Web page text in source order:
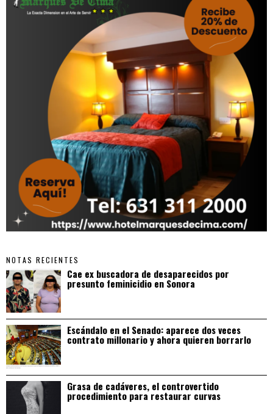
NOTAS RECIENTES
Cae ex buscadora de desaparecidos por
presunto feminicidio en Sonora
Escándalo en el Senado: aparece dos veces
contrato millonario y ahora quieren borrarlo
Grasa de cadáveres, el controvertido
procedimiento para restaurar curvas